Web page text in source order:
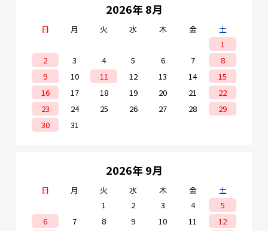
2026年 8月
日 月 火 水 木 金
土
1
2
3 4 5 6 7
8
9
10 11 12 13 14
15
16
17 18 19 20 21
22
23
24 25 26 27 28
29
30
31
2026年 9月
日 月 火 水 木 金
土
1
2 3 4
5
6
7 8 9 10 11
12